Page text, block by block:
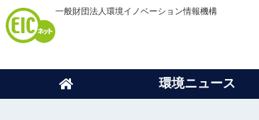
一般財団法人環境イノベーション情報機構
環境ニュース